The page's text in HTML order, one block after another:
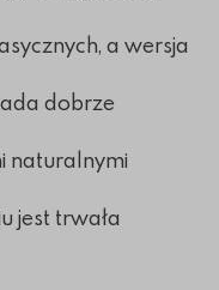
a wersja
dobrze
naturalnymi
jest trwała